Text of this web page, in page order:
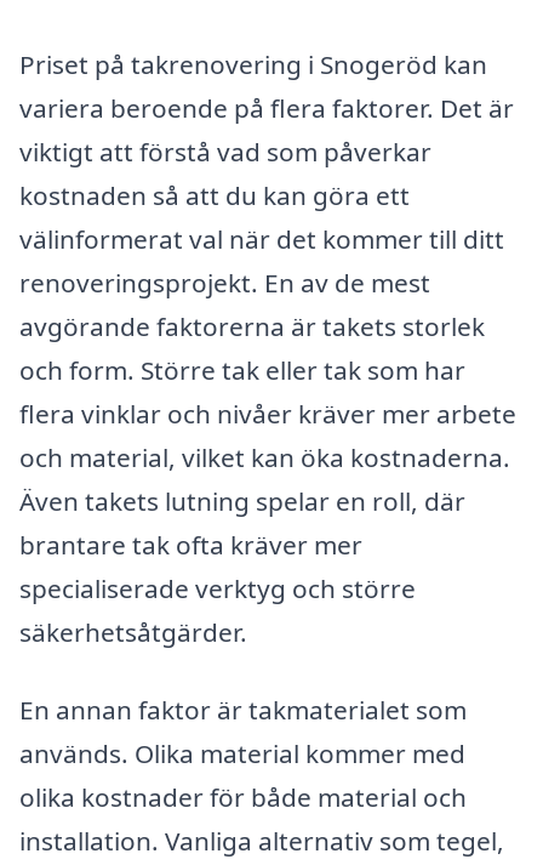
Priset på takrenovering i Snogeröd kan
variera beroende på flera faktorer. Det är
viktigt att förstå vad som påverkar
kostnaden så att du kan göra ett
välinformerat val när det kommer till ditt
renoveringsprojekt. En av de mest
avgörande faktorerna är takets storlek
och form. Större tak eller tak som har
flera vinklar och nivåer kräver mer arbete
och material, vilket kan öka kostnaderna.
Även takets lutning spelar en roll, där
brantare tak ofta kräver mer
specialiserade verktyg och större
säkerhetsåtgärder.
En annan faktor är takmaterialet som
används. Olika material kommer med
olika kostnader för både material och
installation. Vanliga alternativ som tegel,